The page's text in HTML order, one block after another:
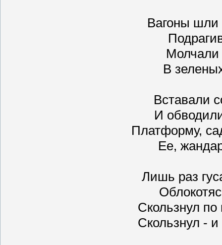
Вагоны шли
Молчали
В
Вставали
И
Платформу,
Ее,
Лишь раз
Скользнул
Скользнул -